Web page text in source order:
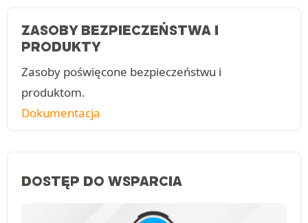
ZASOBY BEZPIECZEŃSTWA I
PRODUKTY
Zasoby poświęcone bezpieczeństwu i
produktom.
Dokumentacja
DOSTĘP DO WSPARCIA